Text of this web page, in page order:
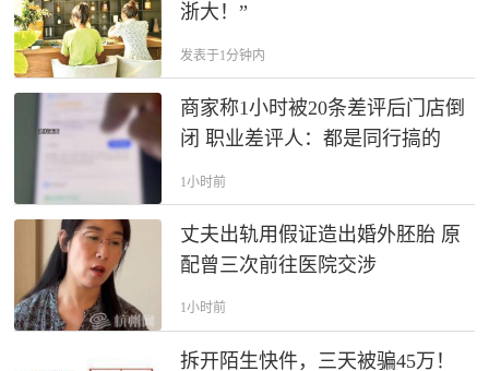
浙大！”
发表于1分钟内
商家称1小时被20条差评后门店倒
闭 职业差评人：都是同行搞的
1小时前
丈夫出轨用假证造出婚外胚胎 原
配曾三次前往医院交涉
1小时前
拆开陌生快件，三天被骗45万！